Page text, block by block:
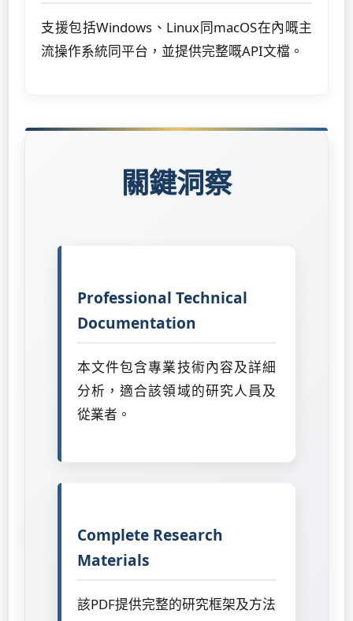
支援包括Windows、Linux同macOS在內嘅主
流操作系統同平台，並提供完整嘅API文檔。
關鍵洞察
Professional Technical
Documentation
本文件包含專業技術內容及詳細
分析，適合該領域的研究人員及
從業者。
Complete Research
Materials
該PDF提供完整的研究框架及方法